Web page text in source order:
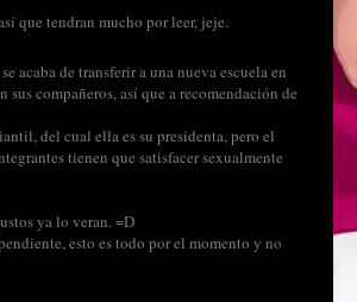
que tendran mucho por leer, jeje.
acaba de transferir a una nueva escuela en
compañeros, así que a recomendación de
del cual ella es su presidenta, pero el
tienen que satisfacer sexualmente
ya lo veran. =D
esto es todo por el momento y no